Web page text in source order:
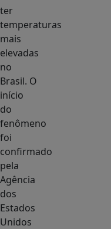
ter
temperaturas
mais
elevadas
no
Brasil. O
início
do
fenômeno
foi
confirmado
pela
Agência
dos
Estados
Unidos